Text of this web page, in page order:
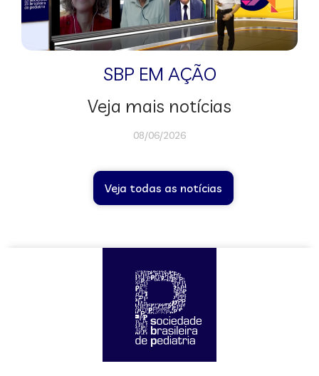
SBP EM AÇÃO
Veja mais notícias
08/06/2026
Veja todas as notícias